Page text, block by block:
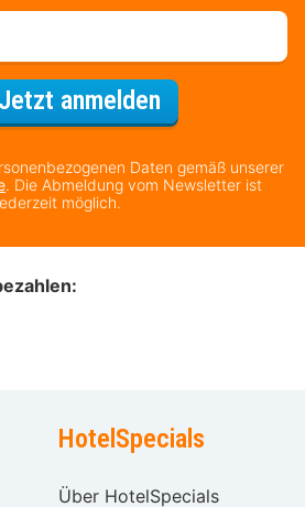
Jetzt anmeldenFür den
Daten gemäß unserer
. Die Abmeldung vom Newsletter ist
möglich.
HotelSpecials
Über HotelSpecials